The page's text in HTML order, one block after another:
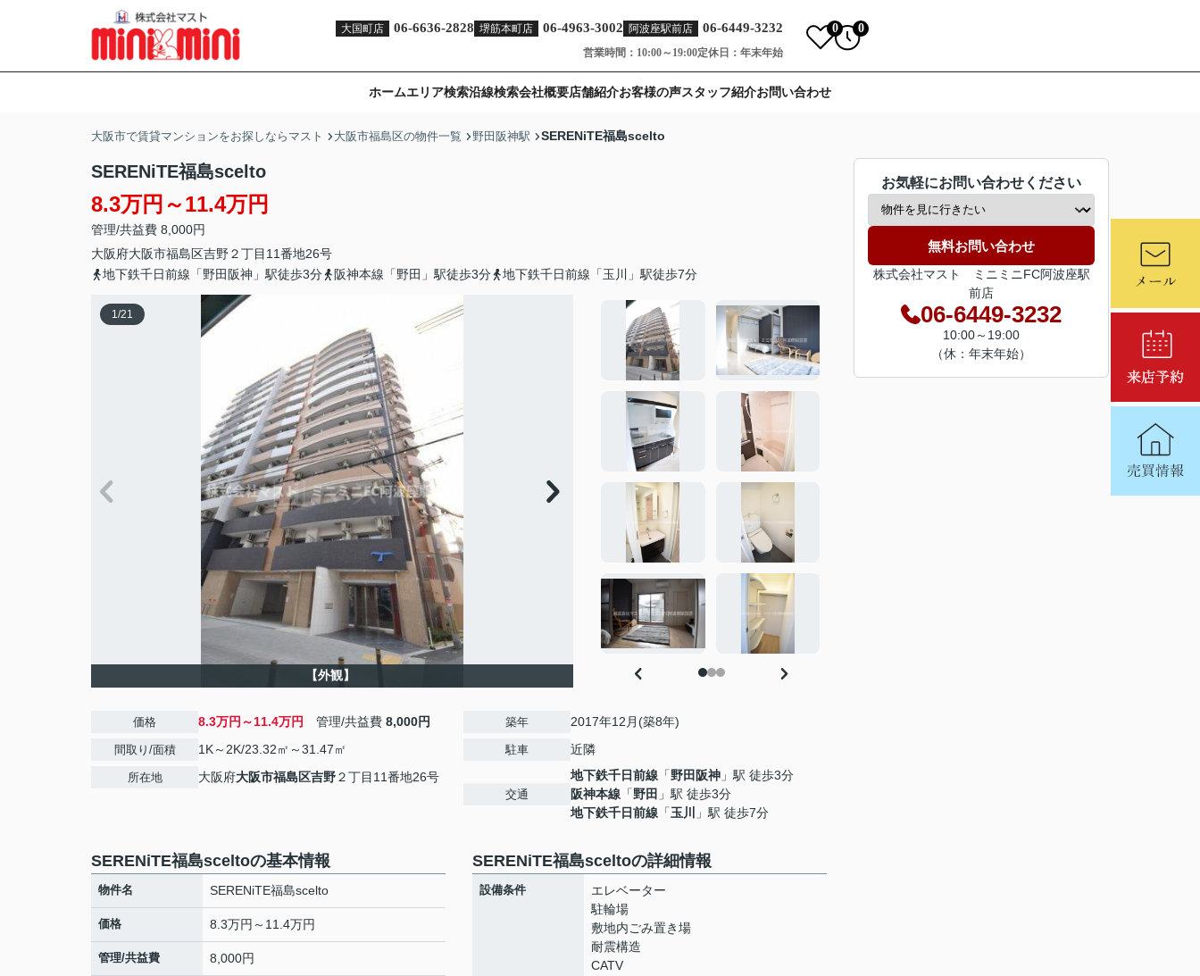
大国町店 06-6636-2828 堺筋本町店 06-4963-3002 阿波座駅前店 06-6449-3232
営業時間：10:00～19:00定休日：年末年始
0 0
ホームエリア検索沿線検索会社概要店舗紹介お客様の声スタッフ紹介お問い合わせ
大阪市で賃貸マンションをお探しならマスト 大阪市福島区の物件一覧 野田阪神駅 SERENiTE福島scelto
SERENiTE福島scelto
8.3万円～11.4万円
管理/共益費 8,000円
大阪府大阪市福島区吉野２丁目11番地26号
地下鉄千日前線「野田阪神」駅徒歩3分
阪神本線「野田」駅徒歩3分 地下鉄千日前線「玉川」駅徒歩7分
1/21
【外観】
価格 8.3万円～11.4万円 管理/共益費 8,000円
間取り/面積 1K～2K/23.32㎡～31.47㎡
所在地 大阪府大阪市福島区吉野２丁目11番地26号
築年 2017年12月(築8年)
駐車 近隣
交通
地下鉄千日前線 「野田阪神 」駅 徒歩3分
阪神本線 「野田 」駅 徒歩3分
地下鉄千日前線 「玉川 」駅 徒歩7分
SERENiTE福島sceltoの基本情報
物件名 SERENiTE福島scelto
価格 8.3万円～11.4万円
管理/共益費 8,000円
SERENiTE福島sceltoの詳細情報
設備条件
エレベーター
駐輪場
敷地内ごみ置き場
耐震構造
CATV
お気軽にお問い合わせください
無料お問い合わせ
株式会社マスト ミニミニFC阿波座駅
前店
06-6449-3232
10:00～19:00
（休：年末年始）